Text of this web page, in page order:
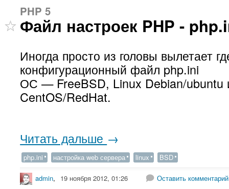
PHP 5
Файл настроек PHP -
Иногда просто из головы вылетает
конфигурационный файл php.ini
ОС — FreeBSD, Linux Debian/ubuntu
CentOS/RedHat.
Читать дальше →
php.ini настройка web сервера linux BSD
admin, 19 ноября 2012, 01:26 Оставить комментарий